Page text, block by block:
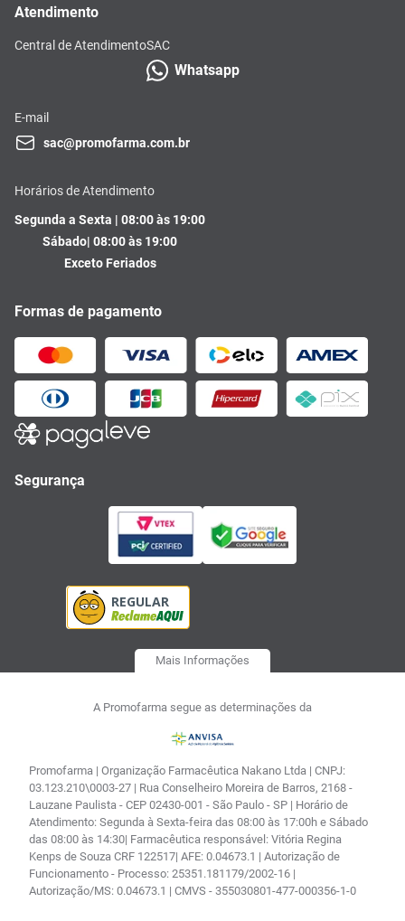
Atendimento
Central de AtendimentoSAC
Whatsapp
E-mail
sac@promofarma.com.br
Horários de Atendimento
Segunda a Sexta | 08:00 às 19:00
Sábado| 08:00 às 19:00
Exceto Feriados
Formas de pagamento
Segurança
Mais Informações
A Promofarma segue as determinações da
Promofarma | Organização Farmacêutica Nakano Ltda | CNPJ:
03.123.210\0003-27 | Rua Conselheiro Moreira de Barros, 2168 -
Lauzane Paulista - CEP 02430-001 - São Paulo - SP | Horário de
Atendimento: Segunda à Sexta-feira das 08:00 às 17:00h e Sábado
das 08:00 às 14:30| Farmacêutica responsável: Vitória Regina
Kenps de Souza CRF 122517| AFE: 0.04673.1 | Autorização de
Funcionamento - Processo: 25351.181179/2002-16 |
Autorização/MS: 0.04673.1 | CMVS - 355030801-477-000356-1-0